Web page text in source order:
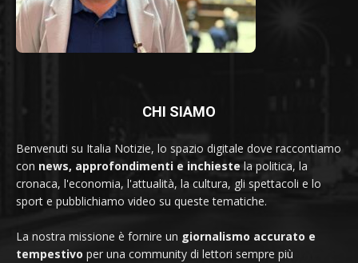
CHI SIAMO
Benvenuti su Italia Notizie, lo spazio digitale dove raccontiamo
con news, approfondimenti e inchieste la politica, la
cronaca, l'economia, l'attualità, la cultura, gli spettacoli e lo
sport e pubblichiamo video su queste tematiche.
La nostra missione è fornire un giornalismo accurato e
tempestivo per una community di lettori sempre più